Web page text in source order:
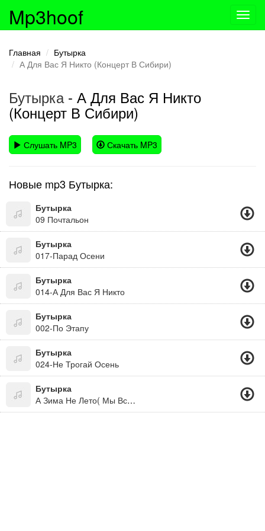
Mp3hoof
Главная
Бутырка
А Для Вас Я Никто (Концерт В Сибири)
Бутырка- А Для Вас Я Никто
(Концерт В Сибири)
Слушать MP3 Скачать MP3
Новые mp3 Бутырка:
Бутырка
09 Почтальон
Бутырка
017-Парад Осени
Бутырка
014-А Для Вас Я Никто
Бутырка
002-По Этапу
Бутырка
024-Не Трогай Осень
Бутырка
А Зима Не Лето( Мы Все Живем Под Богом. Не Забывайте! )